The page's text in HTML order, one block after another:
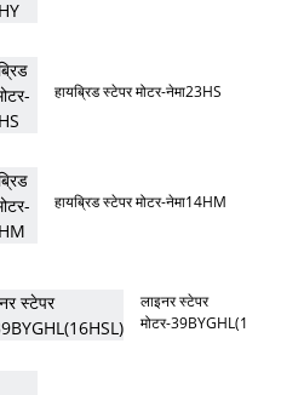
हायब्रिड स्टेपर मोटर-नेमा23HS
हायब्रिड स्टेपर मोटर-नेमा14HM
लाइनर स्टेपर
मोटर-39BYGHL(16HSL)